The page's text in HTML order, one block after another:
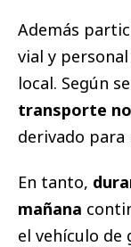
Además
vial y
local. Según
transporte
derivado
En tanto,
mañana
el vehículo de